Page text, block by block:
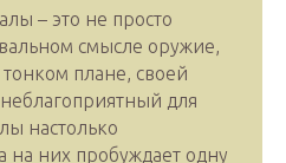
– это не просто
смысле оружие,
плане, своей
для
настолько
на них пробуждает одну